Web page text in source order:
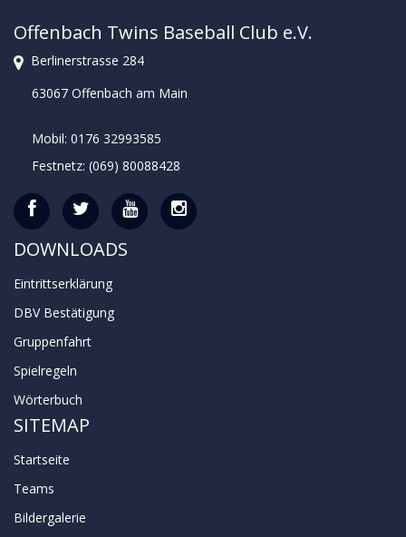
Offenbach Twins Baseball Club e.V.
Berlinerstrasse 284
63067 Offenbach am Main
Mobil: 0176 32993585
Festnetz: (069) 80088428
DOWNLOADS
Eintrittserklärung
DBV Bestätigung
Gruppenfahrt
Spielregeln
Wörterbuch
SITEMAP
Startseite
Teams
Bildergalerie